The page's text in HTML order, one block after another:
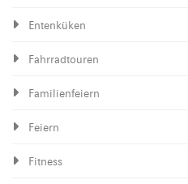
Entenküken
Fahrradtouren
Familienfeiern
Feiern
Fitness